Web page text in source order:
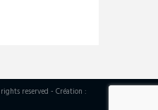
reserved - Création :